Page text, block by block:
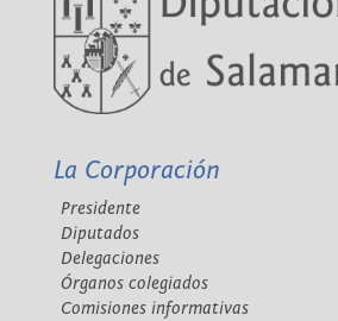
La Corporación
Presidente
Diputados
Delegaciones
Órganos colegiados
Comisiones informativas